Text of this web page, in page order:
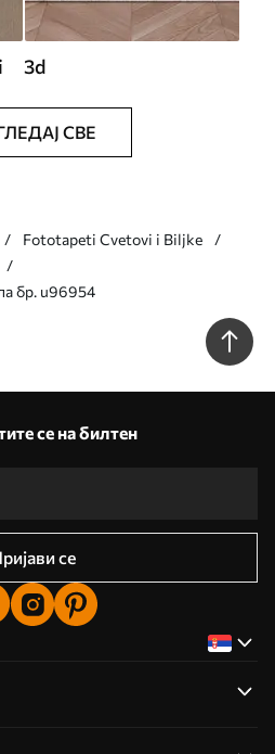
3d
СВЕ
Fototapeti Cvetovi i Biljke
бр. u96954
се на билтен
се